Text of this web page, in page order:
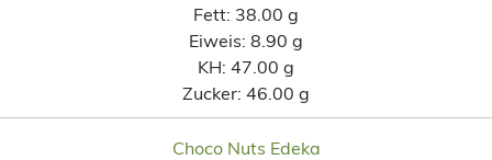
Fett: 38.00 g
Eiweis: 8.90 g
KH: 47.00 g
Zucker: 46.00 g
Choco Nuts Edeka